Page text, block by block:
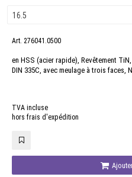
Art. 276041.0500
en HSS (acier rapide), Revêtement
DIN 335C, avec meulage à trois faces,
TVA incluse
hors frais d'expédition